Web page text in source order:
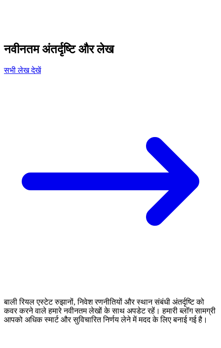
नवीनतम अंतर्दृष्टि और लेख
सभी लेख देखें
बाली रियल एस्टेट रुझानों, निवेश रणनीतियों और स्थान संबंधी अंतर्दृष्टि को
कवर करने वाले हमारे नवीनतम लेखों के साथ अपडेट रहें। हमारी ब्लॉग सामग्री
आपको अधिक स्मार्ट और सुविचारित निर्णय लेने में मदद के लिए बनाई गई है।